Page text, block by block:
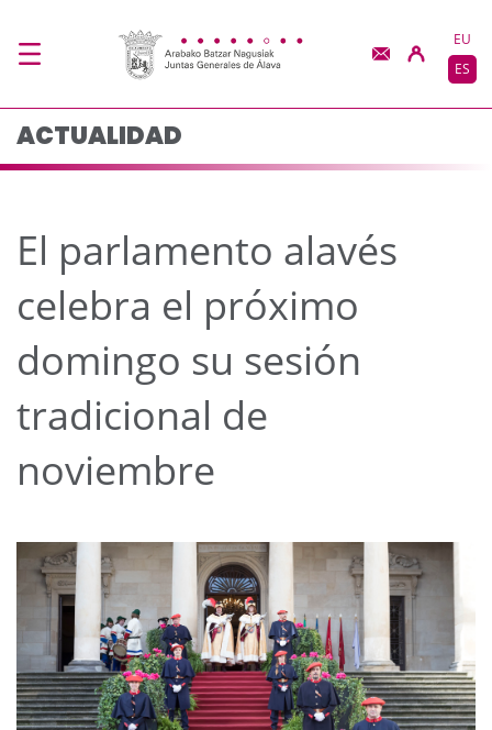
El parlamento alavés
EU
ES
ACTUALIDAD
El parlamento alavés
celebra el próximo
domingo su sesión
tradicional de
noviembre